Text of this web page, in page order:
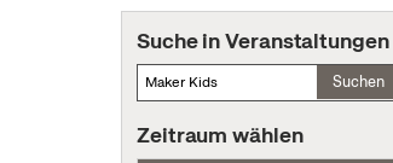
Suche in Veranstaltungen
Suchen
Zeitraum wählen